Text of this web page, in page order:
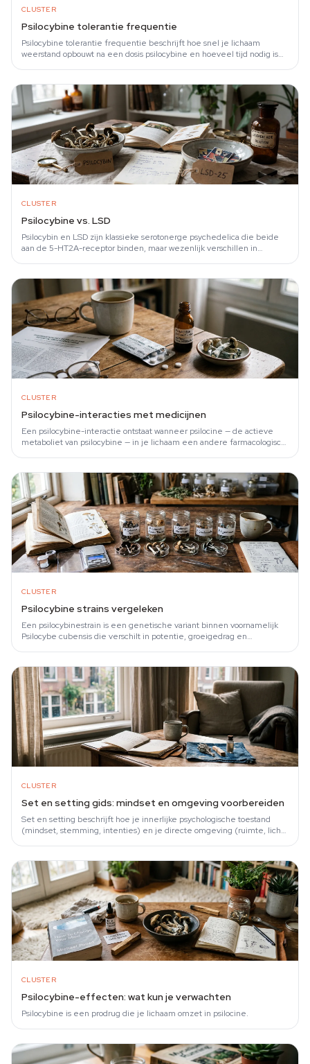
CLUSTER
Psilocybine tolerantie frequentie
Psilocybine tolerantie frequentie beschrijft hoe snel je lichaam
weerstand opbouwt na een dosis psilocybine en hoeveel tijd nodig is
CLUSTER
Psilocybine vs. LSD
Psilocybin en LSD zijn klassieke serotonerge psychedelica die beide
aan de 5-HT2A-receptor binden, maar wezenlijk verschillen in
CLUSTER
Psilocybine-interacties met medicijnen
Een psilocybine-interactie ontstaat wanneer psilocine — de actieve
metaboliet van psilocybine — in je lichaam een andere farmacologisch
CLUSTER
Psilocybine strains vergeleken
Een psilocybinestrain is een genetische variant binnen voornamelijk
Psilocybe cubensis die verschilt in potentie, groeigedrag en
CLUSTER
Set en setting gids: mindset en omgeving voorbereiden
Set en setting beschrijft hoe je innerlijke psychologische toestand
(mindset, stemming, intenties) en je directe omgeving (ruimte, licht,
CLUSTER
Psilocybine-effecten: wat kun je verwachten
Psilocybine is een prodrug die je lichaam omzet in psilocine.